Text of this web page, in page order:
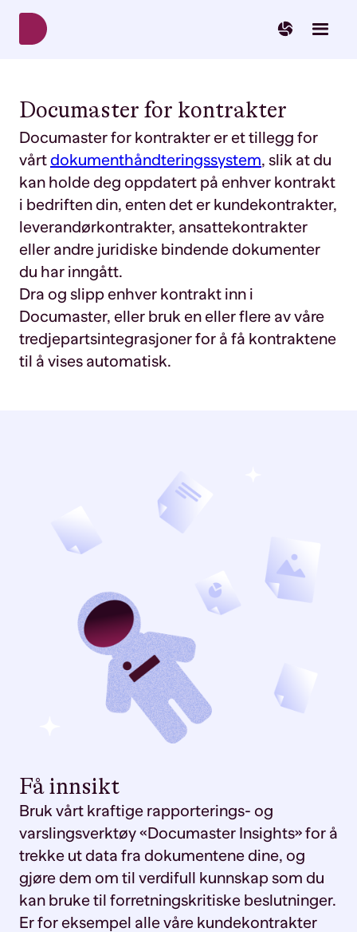
Documaster for kontrakter
Documaster for kontrakter er et tillegg for
vårtdokumenthåndteringssystem, slik at du
kan holde deg oppdatert på enhver kontrakt
i bedriften din, enten det er kundekontrakter,
leverandørkontrakter, ansattekontrakter
eller andre juridiske bindende dokumenter
du har inngått.
Dra og slipp enhver kontrakt inn i
Documaster, eller bruk en eller flere av våre
tredjepartsintegrasjoner for å få kontraktene
til å vises automatisk.
Få innsikt
Bruk vårt kraftige rapporterings- og
varslingsverktøy «Documaster Insights» for å
trekke ut data fra dokumentene dine, og
gjøre dem om til verdifull kunnskap som du
kan bruke til forretningskritiske beslutninger.
Er for eksempel alle våre kundekontrakter